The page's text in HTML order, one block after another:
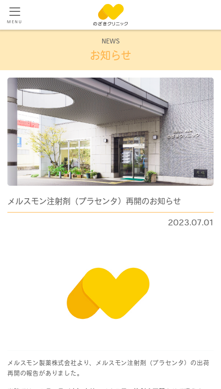
MENU
NEWS
お知らせ
メルスモン注射剤（プラセンタ）再開のお知らせ
2023.07.01
メルスモン製薬株式会社より、メルスモン注射剤（プラセンタ）の出荷
再開の報告がありました。